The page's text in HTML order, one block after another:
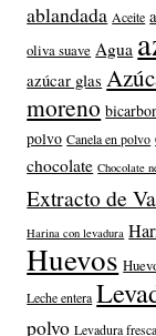
ablandada Aceite
oliva suave Agua
azúcar glas
moreno
polvo Canela en polvo
chocolate Chocolate
Extracto de
Harina con levadura
Huevos
Leche entera
polvo Levadura fresca